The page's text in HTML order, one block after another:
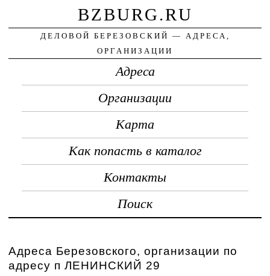
BZBURG.RU
ДЕЛОВОЙ БЕРЕЗОВСКИЙ — АДРЕСА,
ОРГАНИЗАЦИИ
Адреса
Организации
Карта
Как попасть в каталог
Контакты
Поиск
Адреса Березовского, организации по
адресу п ЛЕНИНСКИЙ 29